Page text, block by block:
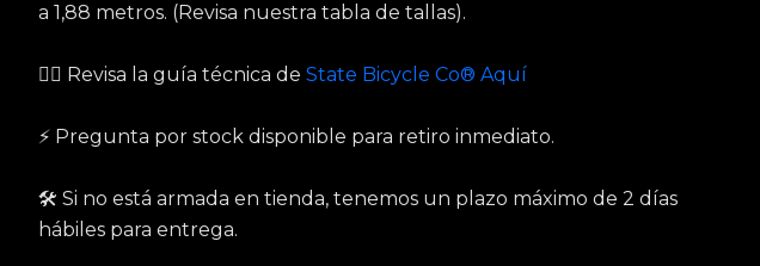
a 1,88 metros. (Revisa nuestra tabla de tallas).
☝🏻 Revisa la guía técnica de State Bicycle Co® Aquí
⚡️ Pregunta por stock disponible para retiro inmediato.
🛠 Si no está armada en tienda, tenemos un plazo máximo de 2 días
hábiles para entrega.